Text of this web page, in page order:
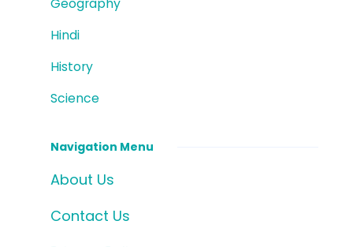
Hindi
History
Science
Navigation Menu
About Us
Contact Us